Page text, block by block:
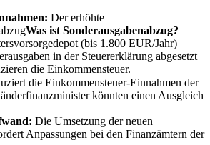
Der erhöhte
Was ist Sonderausgabenabzug?
(bis 1.800 EUR/Jahr)
in der Steuererklärung abgesetzt
die Einkommensteuer.
die Einkommensteuer-Einnahmen der
könnten einen Ausgleich
Die Umsetzung der neuen
Anpassungen bei den Finanzämtern der